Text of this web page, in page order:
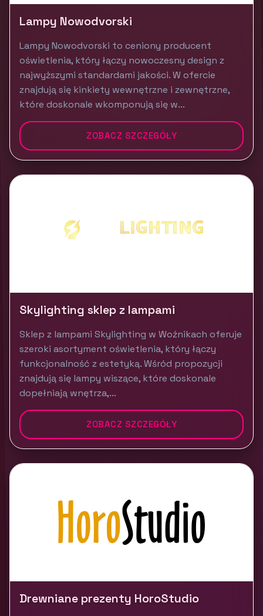
Lampy Nowodvorski
Lampy Nowodvorski to ceniony producent
oświetlenia, który łączy nowoczesny design z
najwyższymi standardami jakości. W ofercie
znajdują się kinkiety wewnętrzne i zewnętrzne,
które doskonale wkomponują się w...
ZOBACZ SZCZEGÓŁY
Skylighting sklep z lampami
Sklep z lampami Skylighting w Woźnikach oferuje
szeroki asortyment oświetlenia, który łączy
funkcjonalność z estetyką. Wśród propozycji
znajdują się lampy wiszące, które doskonale
dopełniają wnętrza,...
ZOBACZ SZCZEGÓŁY
Drewniane prezenty HoroStudio